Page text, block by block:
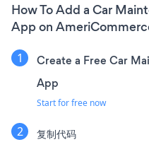
How To Add a Car
App on
Create a Free Car
App
Start for free now
复制代码